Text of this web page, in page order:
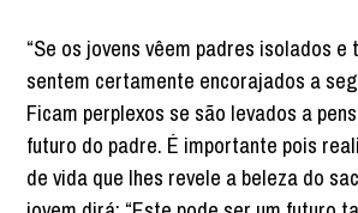
“Se os jovens vêem padres isolados
sentem certamente encorajados a
Ficam perplexos se são levados a
futuro do padre. É importante pois
de vida que lhes revele a beleza do